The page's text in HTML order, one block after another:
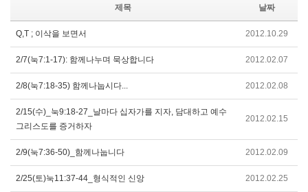
제목 날짜
Q,T ; 이삭을 보면서 2012.10.29
2/7(눅7:1-17): 함께나누며 묵상합니다 2012.02.07
2/8(눅7:18-35) 함께나눕시다... 2012.02.08
2/15(수)_눅9:18-27_날마다 십자가를 지자, 담대하고 예수
그리스도를 증거하자
2012.02.15
2/9(눅7:36-50)_함께나눕니다 2012.02.09
2/25(토)눅11:37-44_형식적인 신앙 2012.02.25